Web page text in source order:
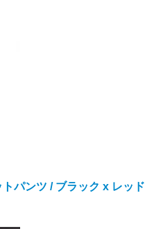
パンツ / ブラック x レッド